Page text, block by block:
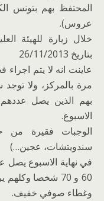
المحتفظ بهم بتونس
عروس).
خلال زيارة للهيئة
بتاريخ 26/11/2013
عاينت انه لا يتم
مرة بالمركز، ولا
الاسبوع.
الوجبات فقيرة من
سندويتشات، عجين…)
في نهاية الاسبوع يصل
60 و 70 شخصا
وغطاء صوفي خفيف.